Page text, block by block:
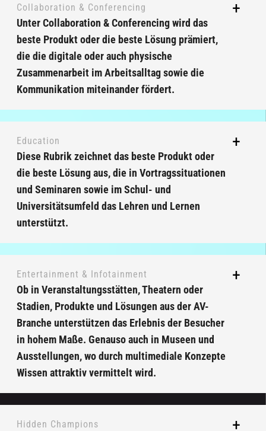
Collaboration & Conferencing
Unter Collaboration & Conferencing wird das
beste Produkt oder die beste Lösung prämiert,
die die digitale oder auch physische
Zusammenarbeit im Arbeitsalltag sowie die
Kommunikation miteinander fördert.
Education
Diese Rubrik zeichnet das beste Produkt oder
die beste Lösung aus, die in Vortragssituationen
und Seminaren sowie im Schul- und
Universitätsumfeld das Lehren und Lernen
unterstützt.
Entertainment & Infotainment
Ob in Veranstaltungsstätten, Theatern oder
Stadien, Produkte und Lösungen aus der AV-
Branche unterstützen das Erlebnis der Besucher
in hohem Maße. Genauso auch in Museen und
Ausstellungen, wo durch multimediale Konzepte
Wissen attraktiv vermittelt wird.
Hidden Champions